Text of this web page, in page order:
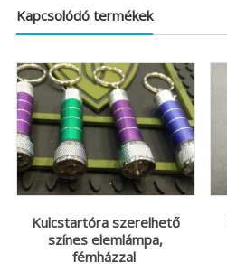
Kapcsolódó termékek
Kulcstartóra szerelhető
színes elemlámpa,
fémházzal